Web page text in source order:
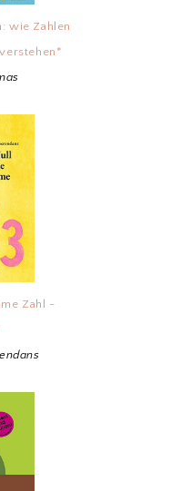
wie Zahlen
Zahl -